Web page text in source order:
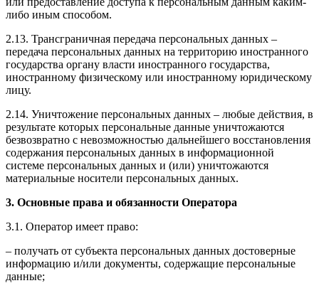
либо иным способом.
2.13. Трансграничная передача персональных данных –
передача персональных данных на территорию иностранного
государства органу власти иностранного государства,
иностранному физическому или иностранному юридическому
лицу.
2.14. Уничтожение персональных данных – любые действия, в
результате которых персональные данные уничтожаются
безвозвратно с невозможностью дальнейшего восстановления
содержания персональных данных в информационной
системе персональных данных и (или) уничтожаются
материальные носители персональных данных.
3. Основные права и обязанности Оператора
3.1. Оператор имеет право:
– получать от субъекта персональных данных достоверные
информацию и/или документы, содержащие персональные
данные;